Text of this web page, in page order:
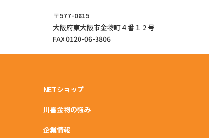
〒577-0815
大阪府東大阪市金物町４番１２号
FAX 0120-06-3806
NETショップ
川喜金物の強み
企業情報